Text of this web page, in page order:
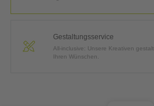
Gestaltungsservice
All-inclusive: Unsere Kreativen
Ihren Wünschen.